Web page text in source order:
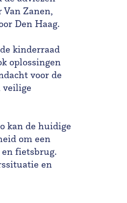
Zanen,
Den Haag.
kinderraad
oplossingen
voor de
veilige
kan de huidige
om een
fietsbrug.
en